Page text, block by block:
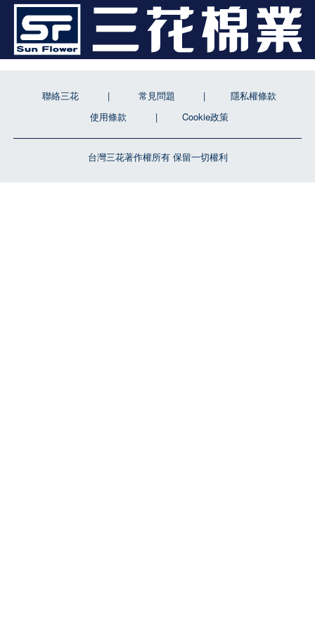
台灣三花著作權所有 保留一切權利
聯絡三花 常見問題
隱私權條款
使用條款
Cookie政策